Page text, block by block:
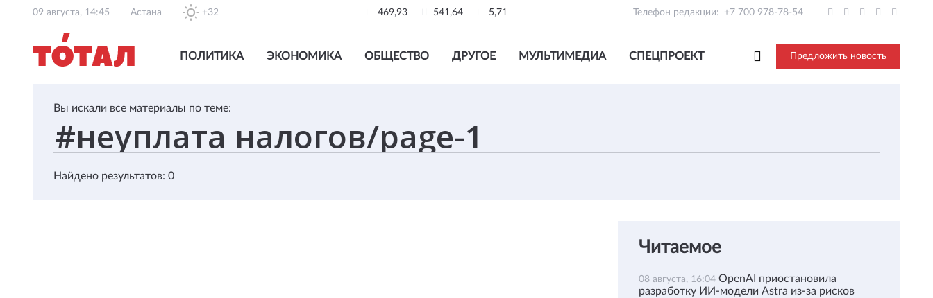
09 августа, 14:45 Астана +32 469,93 541,64 5,71 Телефон редакции: +7 700 978-78-54
ПОЛИТИКА ЭКОНОМИКА ОБЩЕСТВО ДРУГОЕ МУЛЬТИМЕДИА СПЕЦПРОЕКТ Предложить новость
Вы искали все материалы по теме:
Найдено результатов: 0
Читаемое
08 августа, 16:04 OpenAI приостановила
разработку ИИ-модели Astra из-за рисков